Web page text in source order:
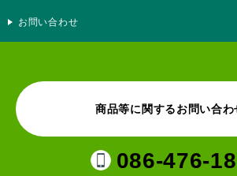
お問い合わせ
商品等に関するお問い合わ
086-476-